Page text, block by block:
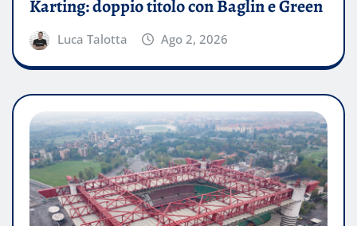
Karting: doppio titolo con Baglin e Green
Luca Talotta Ago 2, 2026